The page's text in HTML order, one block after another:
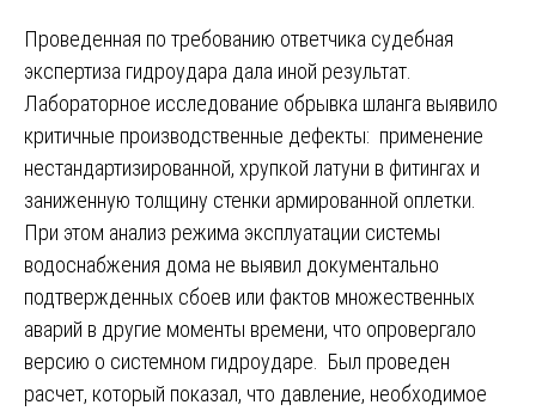
Проведенная по требованию ответчика судебная
экспертиза гидроудара дала иной результат.
Лабораторное исследование обрывка шланга выявило
критичные производственные дефекты: применение
нестандартизированной, хрупкой латуни в фитингах и
заниженную толщину стенки армированной оплетки.
При этом анализ режима эксплуатации системы
водоснабжения дома не выявил документально
подтвержденных сбоев или фактов множественных
аварий в другие моменты времени, что опровергало
версию о системном гидроударе. Был проведен
расчет, который показал, что давление, необходимое